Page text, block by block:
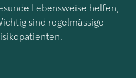
Lebensweise helfen,
sind regelmässige